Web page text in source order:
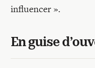
influencer ».
En guise